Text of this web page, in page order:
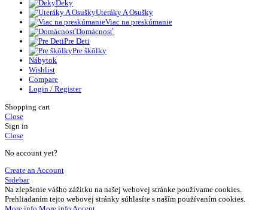
Deky
Uteráky A Osušky
Viac na preskúmanie
Domácnosť
Pre Deti
Pre škôlky
Nábytok
Wishlist
Compare
Login / Register
Shopping cart
Close
Sign in
Close
No account yet?
Create an Account
Sidebar
Na zlepšenie vášho zážitku na našej webovej stránke používame cookies.
Prehliadaním tejto webovej stránky súhlasíte s naším používaním cookies.